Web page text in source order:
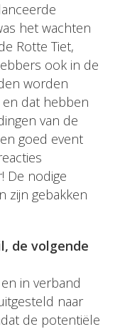
het wachten
Rotte Tiet,
ook in de
worden
en dat hebben
van de
goed event
De nodige
zijn gebakken
de volgende
in verband
naar
de potentiële